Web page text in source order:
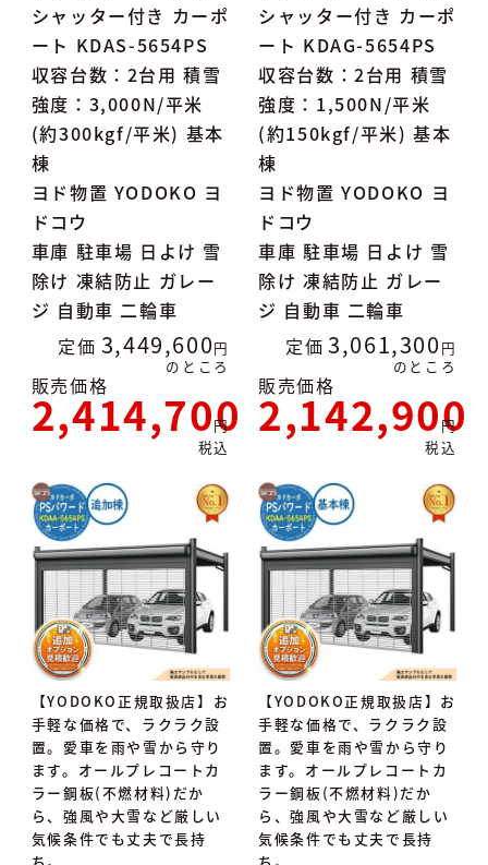
シャッター付き カーポ
ート KDAS-5654PS
収容台数：2台用 積雪
強度：3,000N/平米
(約300kgf/平米) 基本
棟
ヨド物置 YODOKO ヨ
ドコウ
車庫 駐車場 日よけ 雪
除け 凍結防止 ガレー
ジ 自動車 二輪車
定価 3,449,600
のところ
販売価格
2,414,700
税込
シャッター付き カーポ
ート KDAG-5654PS
収容台数：2台用 積雪
強度：1,500N/平米
(約150kgf/平米) 基本
棟
ヨド物置 YODOKO ヨ
ドコウ
車庫 駐車場 日よけ 雪
除け 凍結防止 ガレー
ジ 自動車 二輪車
定価 3,061,300
のところ
販売価格
2,142,900
税込
【YODOKO正規取扱店】お
手軽な価格で、ラクラク設
置。愛車を雨や雪から守り
ます。オールプレコートカ
ラー鋼板(不燃材料)だか
ら、強風や大雪など厳しい
気候条件でも丈夫で長持
【YODOKO正規取扱店】お
手軽な価格で、ラクラク設
置。愛車を雨や雪から守り
ます。オールプレコートカ
ラー鋼板(不燃材料)だか
ら、強風や大雪など厳しい
気候条件でも丈夫で長持